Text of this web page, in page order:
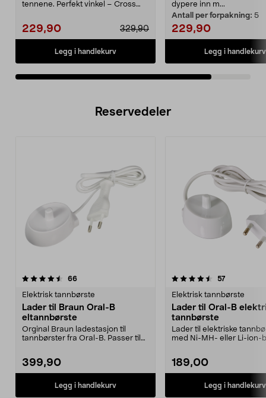
tennene. Perfekt vinkel – Cross
329,90
229,90
Legg i handlekurv
dypere inn m...
Antall per forpakning: 5
229,90
Legg i handlekurv
Reservedeler
66anmeldelser
Elektrisk tannbørste
Lader til Braun Oral-B
eltannbørste
Orginal Braun ladestasjon til
tannbørster fra Oral-B. Passer til
399,90
Legg i handlekurv
4.5av 5 stjerner 57anmeldelser
Elektrisk tannbørste
Lader til Oral-B
tannbørste
Lader til elektriske
med Ni-MH- eller Li-ion-
189,00
Legg i handlekurv